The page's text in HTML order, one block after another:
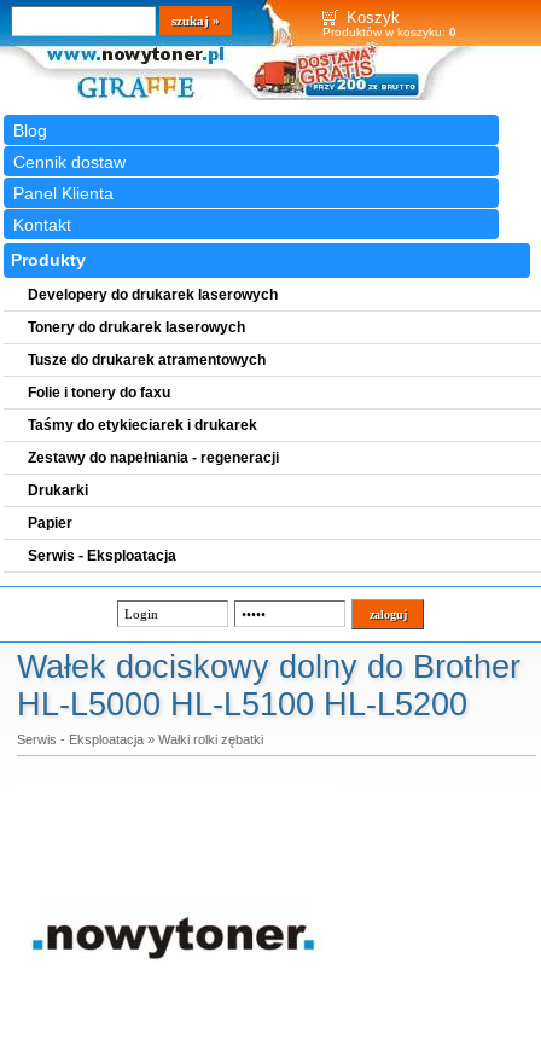
Koszyk
Produktów w koszyku: 0
Blog
Cennik dostaw
Panel Klienta
Kontakt
Wyszukiwarka
szukaj
Produkty
Developery do drukarek laserowych
Tonery do drukarek laserowych
Tusze do drukarek atramentowych
Folie i tonery do faxu
Taśmy do etykieciarek i drukarek
Zestawy do napełniania - regeneracji
Drukarki
Papier
Serwis - Eksploatacja
Wałek dociskowy dolny do Brother
HL-L5000 HL-L5100 HL-L5200
Serwis - Eksploatacja» Wałki rolki zębatki